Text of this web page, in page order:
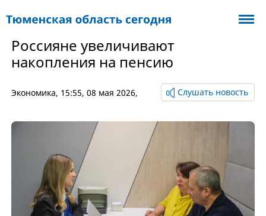
Россияне увеличивают
накопления на пенсию
Экономика, 15:55, 08 мая 2026, Слушать новость